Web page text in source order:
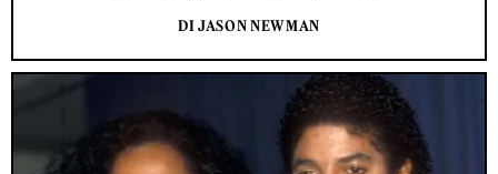
DI JASON NEWMAN